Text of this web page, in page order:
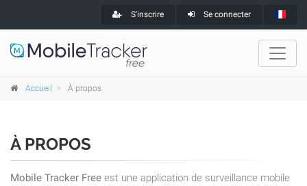
S'inscrire Se connecter
Accueil À propos
À PROPOS
Mobile Tracker Free est une application de surveillance mobile